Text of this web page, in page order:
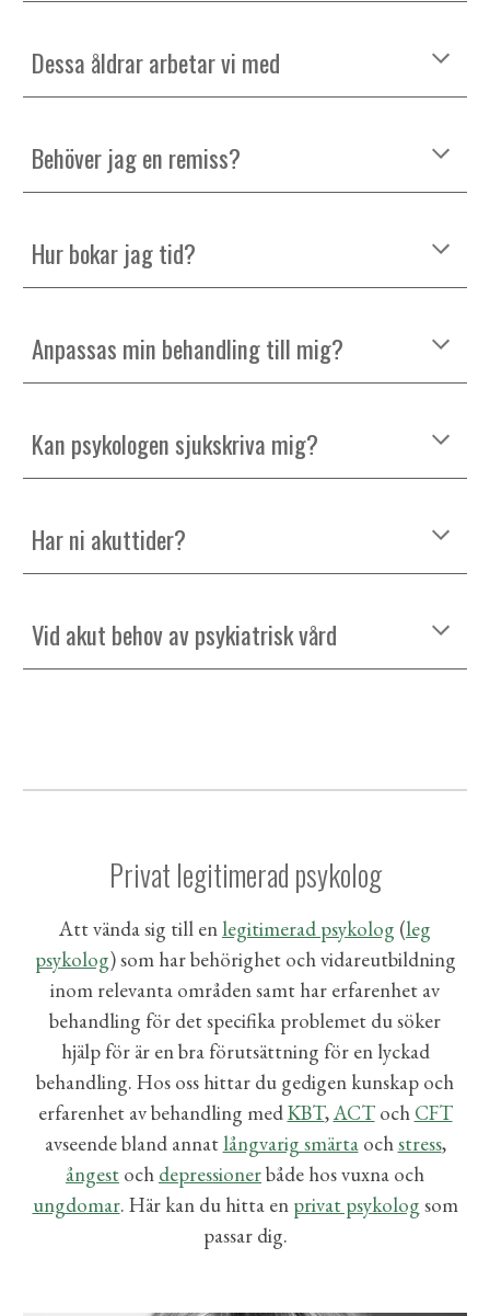
Dessa åldrar arbetar vi med
Behöver jag en remiss?
Hur bokar jag tid?
Anpassas min behandling till mig?
Kan psykologen sjukskriva mig?
Har ni akuttider?
Vid akut behov av psykiatrisk vård
Privat legitimerad psykolog
Att vända sig till en legitimerad psykolog (leg
psykolog)som har behörighet och vidareutbildning
inom relevanta områden samt har erfarenhet av
behandling för det specifika problemet du söker
hjälp för är en bra förutsättning för en lyckad
behandling. Hos oss hittar du gedigen kunskap och
erfarenhet av behandling medKBT,ACToch CFT
avseende bland annat långvarig smärtaochstress,
ångest och depressionerbåde hos vuxna och
ungdomar. Här kan du hitta en privat psykolog som
passar dig.